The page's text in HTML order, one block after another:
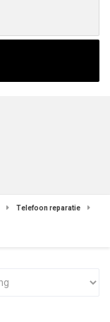
Telefoon reparatie